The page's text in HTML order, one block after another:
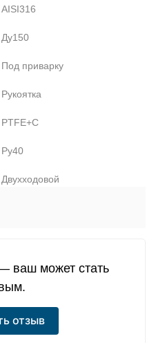
AISI316
Ду150
Под приварку
Рукоятка
PTFE+C
Ру40
Двухходовой
ваш может стать
отзыв